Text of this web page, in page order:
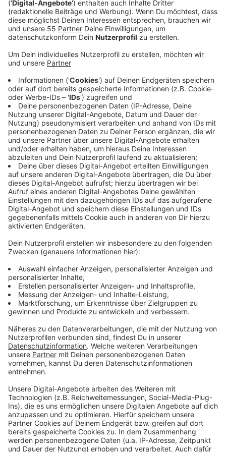
Anzeige
Mein Leben vor Antenne Niederrhein
Anzeige
... war auch nicht schlecht.
Ihr könnt mich hören
... hier und da immer mal wieder
Damit kann man mir eine Freude machen
... mit Nena im Besten Mix und einem Kurz-Urlaub am Strand
Das nervt mich
... wenig - sollen sich andere doch aufregen.
Was ich außer Antenne Niederrhein unbedingt zum
Leben brauche
... Musik, Freunde und Mousse au Chocolat.
Das höre ich außer dem besten Mix
... bin ganz zufrieden mit dem Besten Mix ;-)
Anzeige